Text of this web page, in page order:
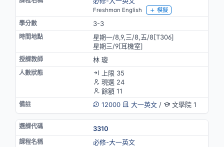
Freshman English 模擬
3-3
星期一/8,9,三/8,五/8[T306]
星期三/9[耳機室]
林 璇
上限 35
現選 24
餘額 11
12000
大一英文/ 文學院 1
3310
必修-大一英文